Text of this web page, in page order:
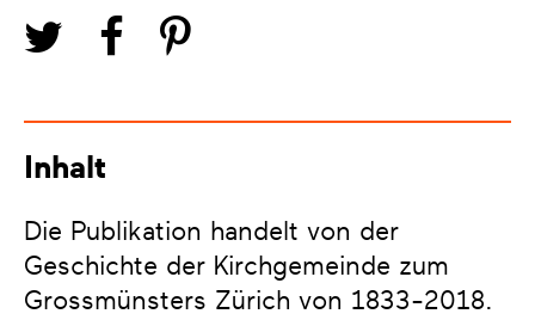
Inhalt
Die Publikation handelt von der
Geschichte der Kirchgemeinde zum
Grossmünsters Zürich von 1833-2018.